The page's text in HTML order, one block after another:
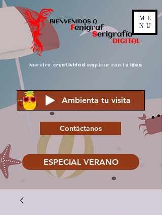
BIENVENIDOS A
Fenigraf
Serigrafía
DIGITAL
Nuestra creatividad empieza con tu idea
Ambienta tu visita
Contáctanos
ESPECIAL VERANO
ME
NU